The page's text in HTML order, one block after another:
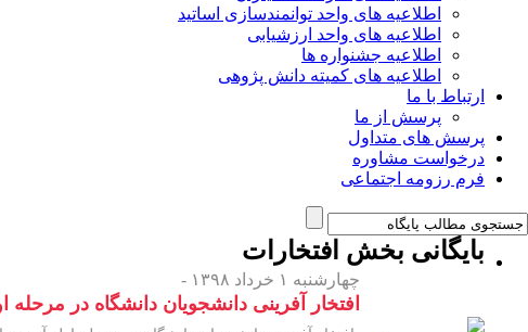
اطلاعیه های واحد توانمندسازی اساتید
اطلاعیه های واحد ارزشیابی
اطلاعیه جشنواره ها
اطلاعیه های کمیته دانش پژوهی
ارتباط با ما
پرسش از ما
پرسش های متداول
درخواست مشاوره
فرم رزومه اجتماعی
بایگانی بخش افتخارات
چهارشنبه ۱ خرداد ۱۳۹۸ -
افتخار آفرینی دانشجویان دانشگاه در